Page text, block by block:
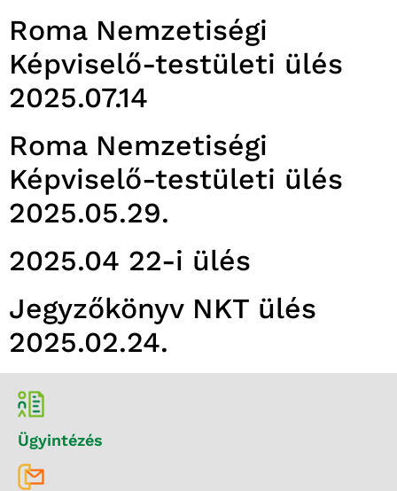
Roma Nemzetiségi
Képviselő-testületi ülés
2025.07.14
Roma Nemzetiségi
Képviselő-testületi ülés
2025.05.29.
2025.04 22-i ülés
Jegyzőkönyv NKT ülés
2025.02.24.
Ügyintézés